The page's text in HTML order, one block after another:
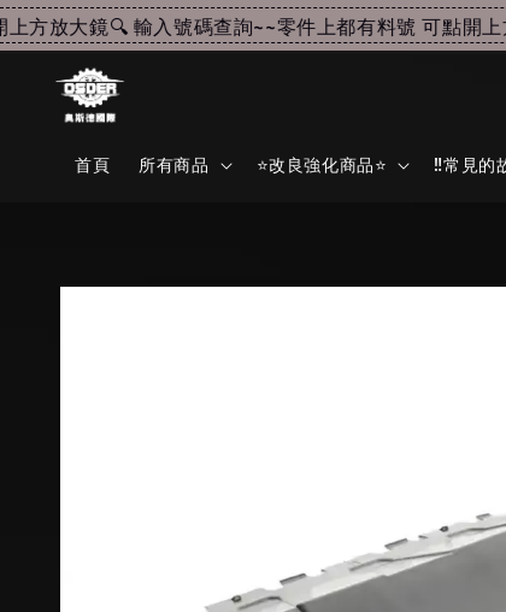
放大鏡🔍 輸入號碼查詢~~零件上都有料號 可點開上
首頁 所有商品 ⭐改良強化商品⭐ ‼️常見的